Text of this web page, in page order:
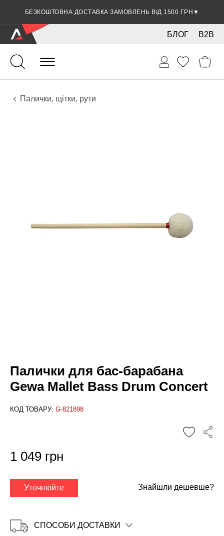
БЕЗКОШТОВНА ДОСТАВКА ЗАМОВЛЕНЬ ВІД 1500 ГРН ▼
ЗНИЖКА 5% ПРИ ОПЛАТІ БАНКІВСЬКОЮ КАРТКОЮ ▼
B2B
БЛОГ
Ударні
Перкусія
Аксесуари
Палички, щітки, рути
Палички для бас-барабана
Gewa Mallet Bass Drum Concert
КОД ТОВАРУ: G-821898
1 049 грн
Уточнюйте Знайшли дешевше?
СПОСОБИ ДОСТАВКИ